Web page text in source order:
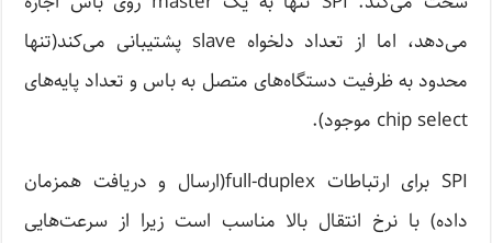
می‌دهد، اما از تعداد دلخواه slave پشتیبانی می‌کند(تنها
محدود به ظرفیت دستگاه‌های متصل به باس و تعداد پایه‌های
chip select موجود).
SPI برای ارتباطات full-duplex(ارسال و دریافت همزمان
داده) با نرخ انتقال بالا مناسب است زیرا از سرعت‌هایی